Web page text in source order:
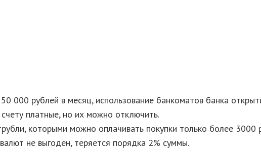
000 рублей в месяц, использование банкоматов банка
платные, но их можно отключить.
которыми можно оплачивать покупки только более 3000
не выгоден, теряется порядка 2% суммы.